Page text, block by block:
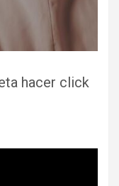
hacer click